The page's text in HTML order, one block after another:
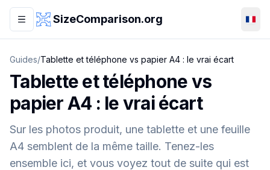
SizeComparison.org
Aller au contenu principal
Guides/Tablette et téléphone vs papier A4 : le vrai écart
Tablette et téléphone vs
papier A4 : le vrai écart
Sur les photos produit, une tablette et une feuille
A4 semblent de la même taille. Tenez-les
ensemble ici, et vous voyez tout de suite qui est
iPad Pro 11 (2024)
iPad Pro 11 (2024)
29.7 cm× 21 cm
A4